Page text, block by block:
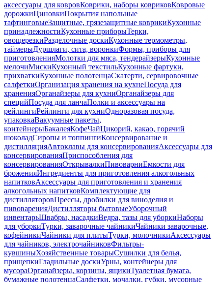
аксессуары для ковровКоврики, наборы ковриковКовровые
дорожкиЦиновкиПокрытия напольные
тафтинговыеЗащитные, грязезащитные коврикиКухонные
принадлежностиКухонные приборыТерки,
овощерезкиРазделочные доскиКухонные термометры,
таймерыДуршлаги, сита, воронкиФормы, приборы для
приготовленияМолотки для мяса, тендерайзерыКухонные
мелочиМискиКухонный текстильКухонные фартуки,
прихваткиКухонные полотенцаСкатерти, сервировочные
салфеткиОрганизация хранения на кухнеПосуда для
храненияОрганайзеры для кухниОрганайзеры для
специйПосуда для ланчаПолки и аксессуары на
рейлингиРейлинги для кухниОдноразовая посуда,
упаковкаВакуумные пакеты,
контейнерыБакалеяКофеЧайЦикорий, какао, горячий
шоколадСиропы и топпингиКонсервирование и
дистилляцияАвтоклавы для консервированияАксессуары для
консервированияПриспособления для
консервированияОткрывалкиПивоварниЕмкости для
броженияИнгредиенты для приготовления алкогольных
напитковАксессуары для приготовления и хранения
алкогольных напитковКомплектующие для
дистилляторовПрессы, дробилки для виноделия и
пивоваренияДистилляторы бытовыеУборочный
инвентарьШвабры, насадкиВедра, тазы для уборкиНаборы
для уборкиТурки, заварочные чайникиЧайники заварочные,
кофейникиЧайники для плитыТурки, молочникиАксессуары
для чайников, электрочайниковФильтры-
кувшиныХозяйственные товарыСушилки для белья,
прищепкиГладильные доскиУрны, контейнеры для
мусораОрганайзеры, корзины, ящикиТуалетная бумага,
бумажные полотенцаСалфетки, мочалки, губки, мусорные